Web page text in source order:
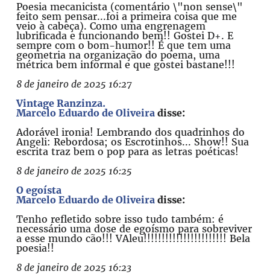
Poesia mecanicista (comentário \"non sense\"
feito sem pensar...foi a primeira coisa que me
veio à cabeça). Como uma engrenagem
lubrificada e funcionando bem!! Gostei D+. E
sempre com o bom-humor!! É que tem uma
geometria na organização do poema, uma
métrica bem informal e que gostei bastane!!!
8 de janeiro de 2025 16:27
Vintage Ranzinza.
Marcelo Eduardo de Oliveira disse:
Adorável ironia! Lembrando dos quadrinhos do
Angeli: Rebordosa; os Escrotinhos... Show!! Sua
escrita traz bem o pop para as letras poéticas!
8 de janeiro de 2025 16:25
O egoísta
Marcelo Eduardo de Oliveira disse:
Tenho refletido sobre isso tudo também: é
necessário uma dose de egoísmo para sobreviver
a esse mundo cão!!! VAleu!!!!!!!!!!!!!!!!!!!!!!! Bela
poesia!!
8 de janeiro de 2025 16:23